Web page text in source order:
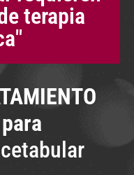
terapia